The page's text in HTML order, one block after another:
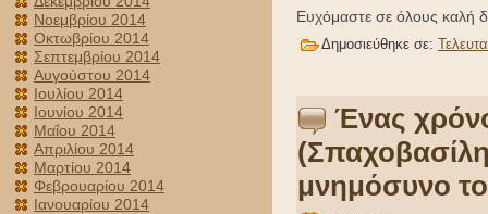
Νοεμβρίου 2014
Οκτωβρίου 2014
Σεπτεμβρίου 2014
Αυγούστου 2014
Ιουλίου 2014
Ιουνίου 2014
Μαΐου 2014
Απριλίου 2014
Μαρτίου 2014
Φεβρουαρίου 2014
Ιανουαρίου 2014
Ευχόμαστε σε όλους καλή
Δημοσιεύθηκε σε:
Ένας
μνημόσυνο